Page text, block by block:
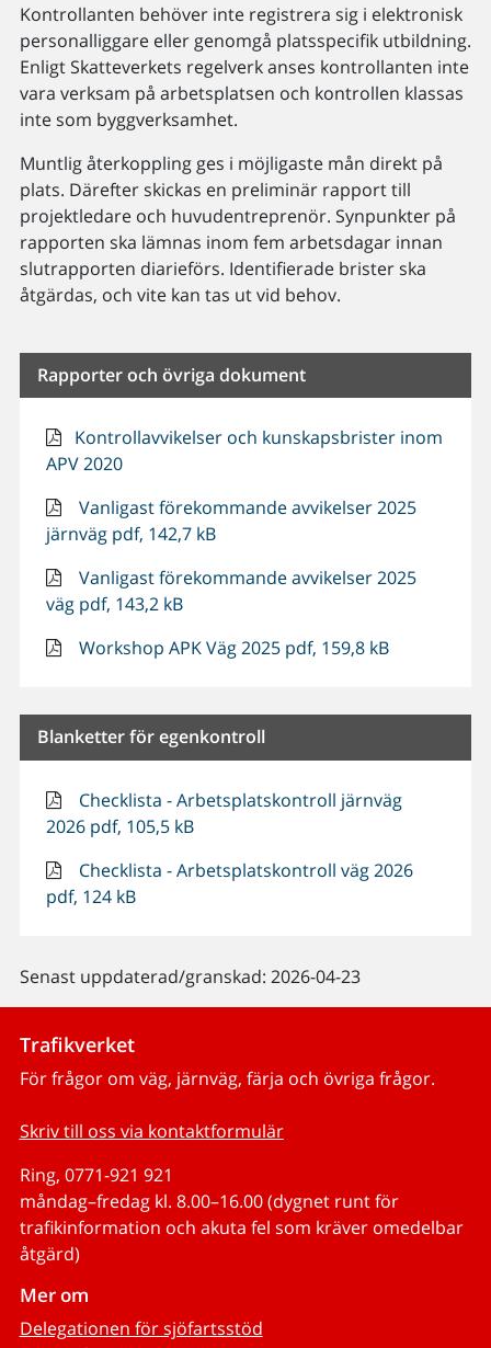
Kontrollanten behöver inte registrera sig i elektronisk
personalliggare eller genomgå platsspecifik utbildning.
Enligt Skatteverkets regelverk anses kontrollanten inte
vara verksam på arbetsplatsen och kontrollen klassas
inte som byggverksamhet.
Muntlig återkoppling ges i möjligaste mån direkt på
plats. Därefter skickas en preliminär rapport till
projektledare och huvudentreprenör. Synpunkter på
rapporten ska lämnas inom fem arbetsdagar innan
slutrapporten diarieförs. Identifierade brister ska
åtgärdas, och vite kan tas ut vid behov.
Rapporter och övriga dokument
Kontrollavvikelser och kunskapsbrister inom
APV 2020
Vanligast förekommande avvikelser 2025
järnväg pdf, 142,7 kB
Vanligast förekommande avvikelser 2025
väg pdf, 143,2 kB
Workshop APK Väg 2025 pdf, 159,8 kB
Blanketter för egenkontroll
Checklista - Arbetsplatskontroll järnväg
2026 pdf, 105,5 kB
Checklista - Arbetsplatskontroll väg 2026
pdf, 124 kB
Senast uppdaterad/granskad: 2026-04-23
Trafikverket
För frågor om väg, järnväg, färja och övriga frågor.
Skriv till oss via kontaktformulär
Ring, 0771-921 921
måndag–fredag kl. 8.00–16.00 (dygnet runt för
trafikinformation och akuta fel som kräver omedelbar
åtgärd)
Mer om
Delegationen för sjöfartsstöd